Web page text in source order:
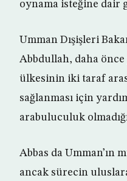
oynama isteğine
Umman Dışişleri
Abbdullah, daha önce
ülkesinin iki taraf
sağlanması için
arabuluculuk
Abbas da Umman’ın
ancak sürecin